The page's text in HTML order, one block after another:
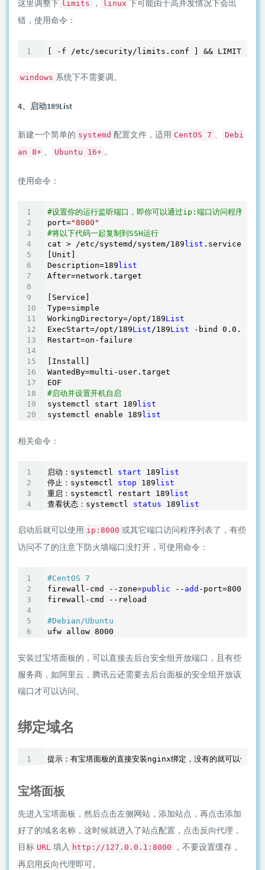
这里调整下 limits ， linux 下可能由于高并发情况下会出
错，使用命令：
[ -f /etc/security/limits.conf ] && LIMIT=
windows 系统下不需要调。
4、启动189List
新建一个简单的 systemd 配置文件，适用 CentOS 7 、
Debi
an 8+ 、 Ubuntu 16+ 。
使用命令：
#设置你的运行监听端口，即你可以通过ip:端口访问程序，这
port="8000"
#将以下代码一起复制到SSH运行
cat > /etc/systemd/system/189 list .service
[Unit]
Description=189 list
After=network.target
[Service]
Type=simple
WorkingDirectory=/opt/189List
ExecStart=/opt/189List/189List -bind 0.0 .0
Restart=on-failure
[Install]
WantedBy=multi-user.target
#启动并设置开机自启
systemctl start 189 list
systemctl enable 189 list
相关命令：
启动：systemctl start 189list
停止：systemctl stop 189list
重启：systemctl restart 189list
查看状态：systemctl status 189list
启动后就可以使用 ip:8000 或其它端口访问程序列表了，有些
访问不了的注意下防火墙端口没打开，可使用命令：
#CentOS 7
firewall-cmd --zone=public -- add -port=8000
firewall-cmd --reload
#Debian/Ubuntu
ufw allow 8000
安装过宝塔面板的，可以直接去后台安全组开放端口，且有些
服务商，如阿里云，腾讯云还需要去后台面板的安全组开放该
端口才可以访问。
绑定域名
宝塔面板
先进入宝塔面板，然后点击左侧网站，添加站点，再点击添加
好了的域名名称，这时候就进入了站点配置，点击反向代理，
目标 URL 填入 http://127.0.0.1:8000
，不要设置缓存，
再启用反向代理即可。